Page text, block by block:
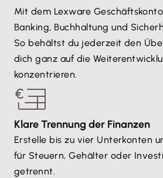
Mit dem Lexware
Banking, Buchhaltung und
So behältst du jederzeit den
dich ganz auf die
konzentrieren.
Klare Trennung der Finanzen
Erstelle bis zu vier Unterkonten
für Steuern, Gehälter oder
getrennt.